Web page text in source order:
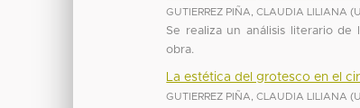
GUTIERREZ PIÑA, CLAUDIA LILIANA (
Se realiza un análisis literario
obra.
La estética del grotesco en el
GUTIERREZ PIÑA, CLAUDIA LILIANA (